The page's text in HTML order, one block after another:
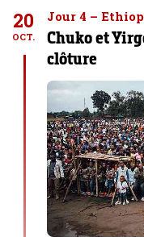
20
OCT.
Jour 4 –
Chuko et
clôture